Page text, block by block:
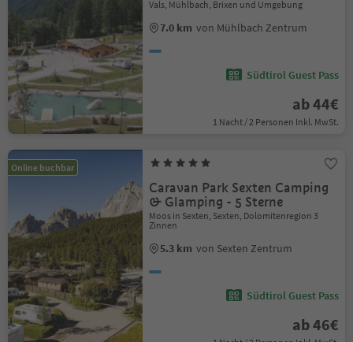
Vals, Mühlbach, Brixen und Umgebung
7.0 km von Mühlbach Zentrum
Südtirol Guest Pass
ab 44€
1 Nacht / 2 Personen Inkl. MwSt.
Online buchbar
Caravan Park Sexten Camping
& Glamping - 5 Sterne
Moos in Sexten, Sexten, Dolomitenregion 3
Zinnen
5.3 km von Sexten Zentrum
Südtirol Guest Pass
ab 46€